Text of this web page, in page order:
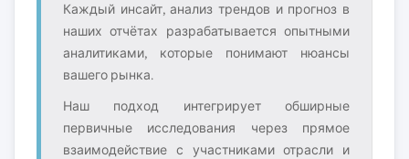
Каждый инсайт, анализ трендов и прогноз в
наших отчётах разрабатывается опытными
аналитиками, которые понимают нюансы
вашего рынка.
Наш подход интегрирует обширные
первичные исследования через прямое
взаимодействие с участниками отрасли и